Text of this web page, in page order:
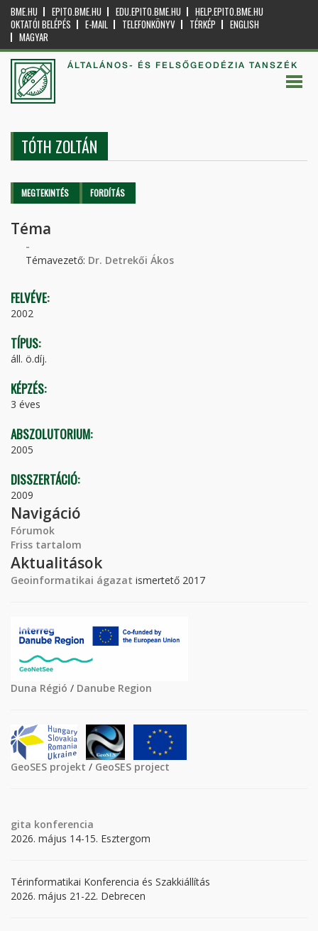
BME.HU EPITO.BME.HU EDU.EPITO.BME.HU
HELP.EPITO.BME.HU
OKTATÓI BELÉPÉS
E-MAIL TELEFONKÖNYV TÉRKÉP
ENGLISH
MAGYAR
ÁLTALÁNOS- ÉS FELSŐGEODÉZIA TANSZÉK
TÓTH ZOLTÁN
Elsődleges fülek
MEGTEKINTÉS (AKTÍVFORDÍTÁS
Téma
-
Témavezető: Dr. Detrekői Ákos
FELVÉVE:
2002
TÍPUS:
áll. ö.díj.
KÉPZÉS:
3 éves
ABSZOLUTORIUM:
2005
DISSZERTÁCIÓ:
2009
Navigáció
Fórumok
Friss tartalom
Aktualitások
Geoinformatikai ágazat ismertető 2017
Duna Régió / Danube Region
GeoSES projekt / GeoSES project
gita konferencia
2026. május 14-15. Esztergom
Térinformatikai Konferencia és Szakkiállítás
2026. május 21-22. Debrecen